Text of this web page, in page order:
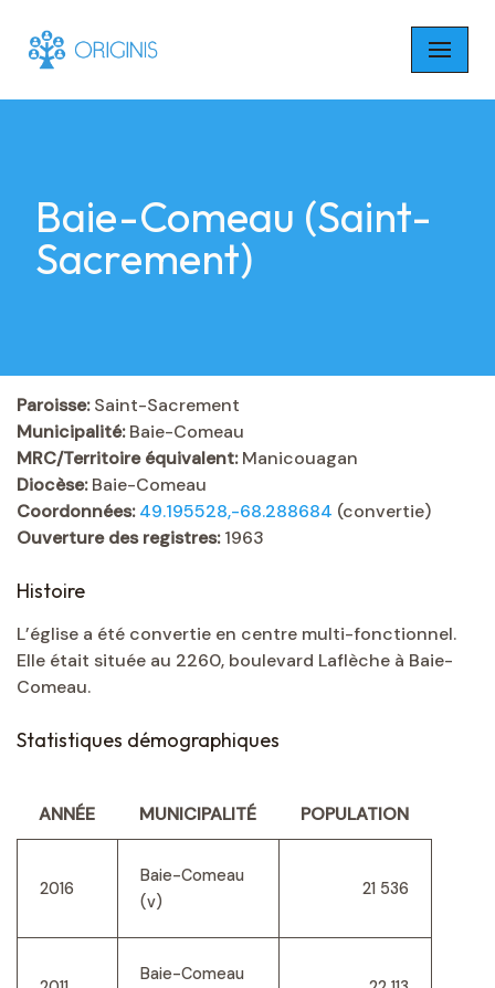
Skip
Baie-Comeau (Saint-
Sacrement)
Paroisse:Saint-Sacrement
Municipalité:Baie-Comeau
MRC/Territoire équivalent:Manicouagan
Diocèse:Baie-Comeau
Coordonnées: 49.195528,-68.288684 (convertie)
Ouverture des registres:1963
Histoire
L’église a été convertie en centre multi-fonctionnel.
Elle était située au 2260, boulevard Laflèche à Baie-
Comeau.
Statistiques démographiques
ANNÉE MUNICIPALITÉ POPULATION
2016
Baie-Comeau
(v)
21 536
Baie-Comeau